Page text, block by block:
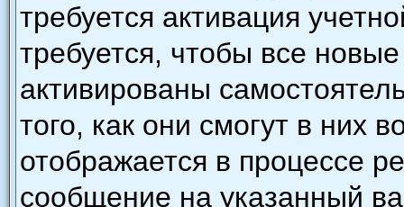
требуется активация
требуется, чтобы все
активированы
того, как они смогут в них
отображается в процессе
сообщение на указанный